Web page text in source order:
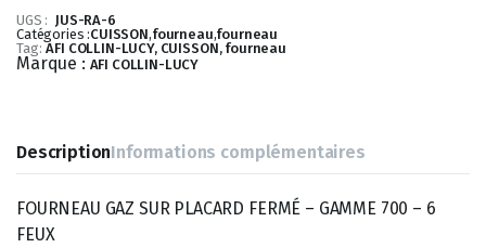
UGS : JUS-RA-6
Catégories :CUISSON,fourneau,fourneau
Tag: AFI COLLIN-LUCY, CUISSON, fourneau
Marque : AFI COLLIN-LUCY
DescriptionInformations complémentaires
FOURNEAU GAZ SUR PLACARD FERMÉ – GAMME 700 – 6
FEUX